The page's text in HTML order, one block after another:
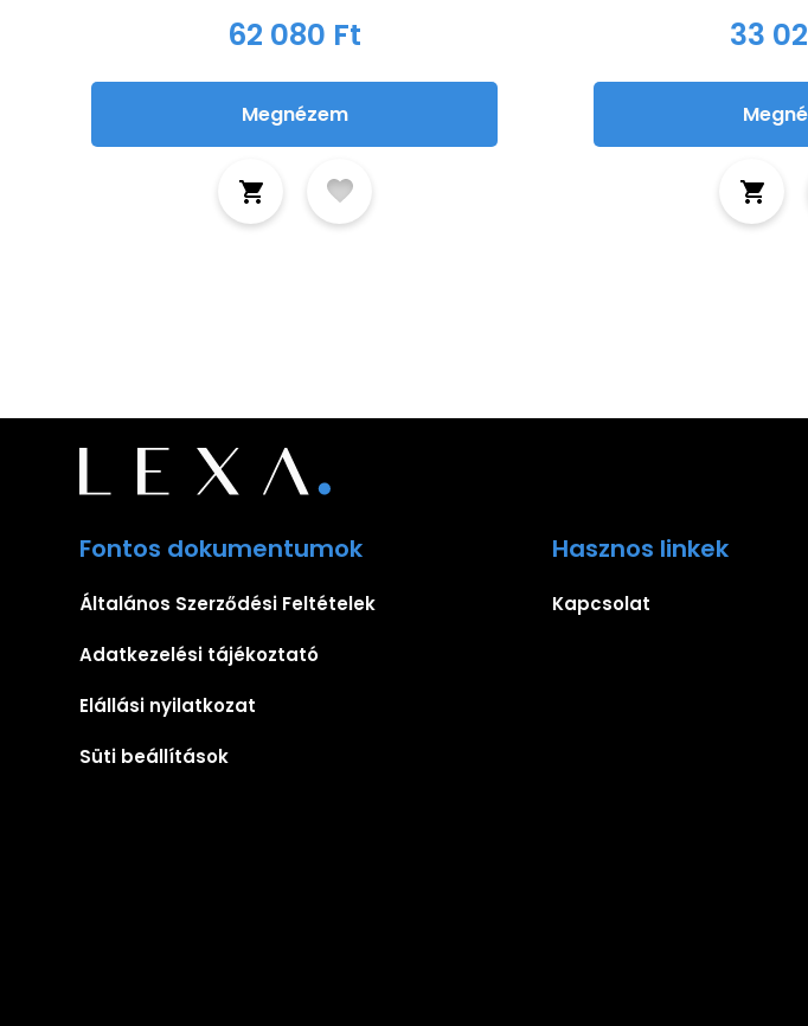
62 080 Ft
Megnézem
33
Fontos dokumentumok
Általános Szerződési Feltételek
Adatkezelési tájékoztató
Elállási nyilatkozat
Süti beállítások
Hasznos linkek
Kapcsolat